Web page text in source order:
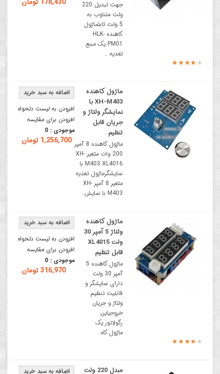
جهت تبدیل 220
ولت متناوب به
5 ولت ثابتماژول
کاهنده HLK-
PM01 یک منبع
تغذیه ..
افزودن به لیست دلخواه
افزودن برای مقایسه
موجودی : 0
1,256,700 تومان
ماژول کاهنده
XH-M403 با
نمایشگر ولتاژ و
جریان قابل
تنظیم
ماژول کاهنده 8 آمپر
200 وات متغیر XH-
M403 XL4016 با
نمایشگرماژول تغذیه
متغیر 8 آمپر XH-
M403 با نمایش..
افزودن به لیست دلخواه
افزودن برای مقایسه
موجودی : 0
316,970 تومان
ماژول کاهنده
ولتاژ 5 آمپر 30
ولت XL4015
قابل تنظیم
ماژول کاهنده 5
آمپر 30 ولت
دارای نمایشگر و
قابلیت تنظیم
ولتاژ و جریان
خروجیاین
رگولاتور یک
ماژول کاه..
مبدل 220 ولت